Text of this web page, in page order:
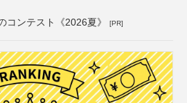
コンテスト《2026夏》 [PR]